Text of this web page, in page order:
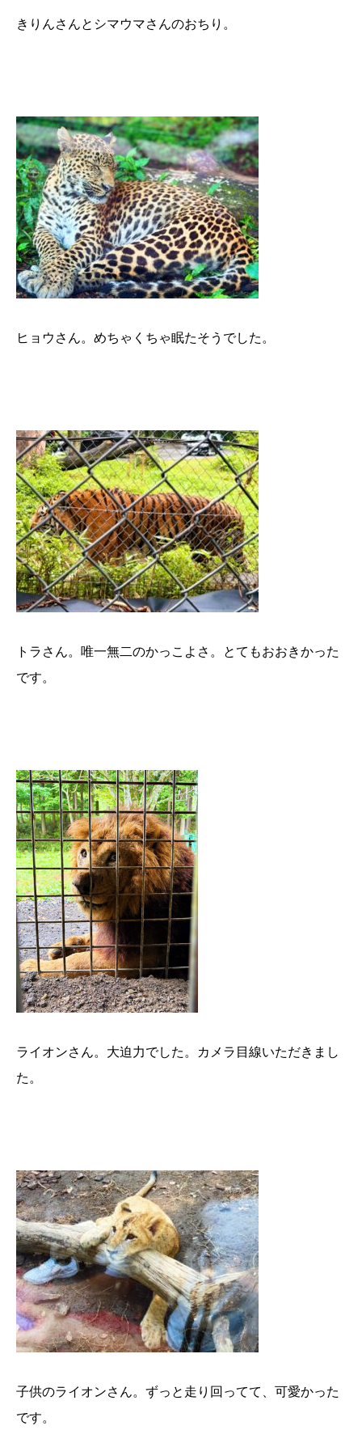
きりんさんとシマウマさんのおちり。
ヒョウさん。めちゃくちゃ眠たそうでした。
トラさん。唯一無二のかっこよさ。とてもおおきかった
です。
ライオンさん。大迫力でした。カメラ目線いただきまし
た。
子供のライオンさん。ずっと走り回ってて、可愛かった
です。